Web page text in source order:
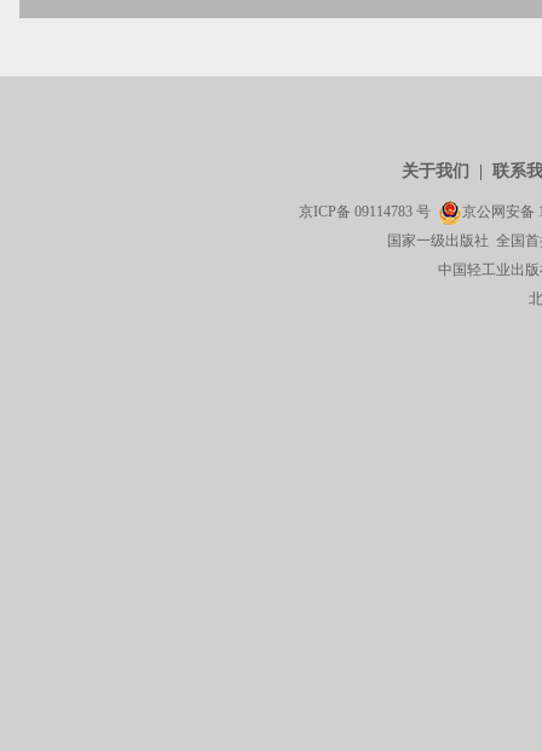
关于我们 联系
京ICP备 09114783 号 京公网安备
国家一级出版社 全国
中国轻工业出版